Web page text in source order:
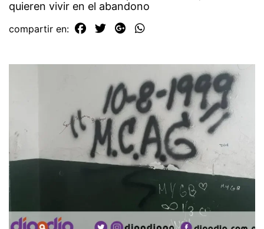
quieren vivir en el abandono
compartir en: